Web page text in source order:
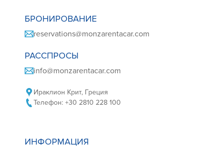
БРОНИРОВАНИЕ
reservations@monzarentacar.com
РАССПРОСЫ
info@monzarentacar.com
Ираклион Крит, Греция
Телефон: +30 2810 228 100
ИНФОРМАЦИЯ